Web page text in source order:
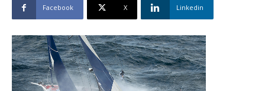
Facebook X Linkedin